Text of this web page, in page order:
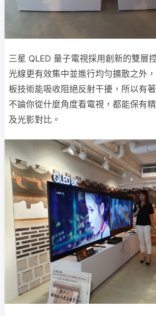
三星 QLED 量子電視採用創新的雙層
光線更有效集中並進行均勻擴散之外
板技術能吸收阻絕反射干擾，所以有
不論你從什麼角度看電視，都能保有
及光影對比。